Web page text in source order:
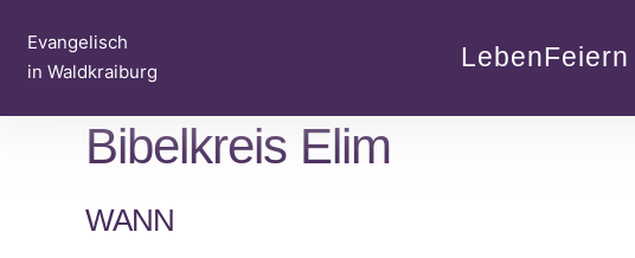
Inhalt
springen
Evangelisch
in Waldkraiburg
LebenFeiern
Bibelkreis Elim
WANN